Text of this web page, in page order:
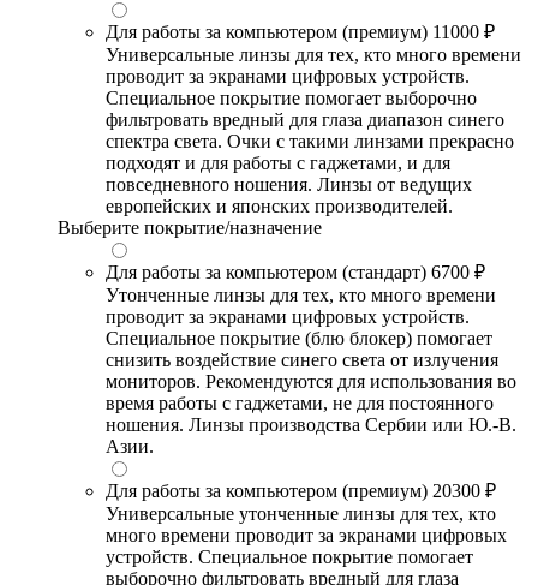
Для работы за компьютером (премиум) 11000 ₽
Универсальные линзы для тех, кто много времени
проводит за экранами цифровых устройств.
Специальное покрытие помогает выборочно
фильтровать вредный для глаза диапазон синего
спектра света. Очки с такими линзами прекрасно
подходят и для работы с гаджетами, и для
повседневного ношения. Линзы от ведущих
европейских и японских производителей.
Выберите покрытие/назначение
Для работы за компьютером (стандарт) 6700 ₽
Утонченные линзы для тех, кто много времени
проводит за экранами цифровых устройств.
Специальное покрытие (блю блокер) помогает
снизить воздействие синего света от излучения
мониторов. Рекомендуются для использования во
время работы с гаджетами, не для постоянного
ношения. Линзы производства Сербии или Ю.-В.
Азии.
Для работы за компьютером (премиум) 20300 ₽
Универсальные утонченные линзы для тех, кто
много времени проводит за экранами цифровых
устройств. Специальное покрытие помогает
выборочно фильтровать вредный для глаза